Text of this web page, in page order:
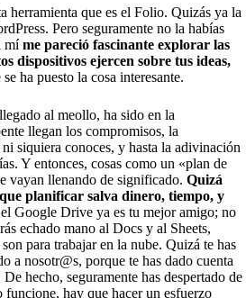
herramienta que es el Folio. Quizás ya la
Pero seguramente no la habías
míme pareció fascinante explorar las
dispositivos ejercen sobre tus ideas,
ha puesto la cosa interesante.
al meollo, ha sido en la
llegan los compromisos, la
siquiera conoces, y hasta la adivinación
Y entonces, cosas como un «plan de
vayan llenando de significado. Quizá
planificar salva dinero, tiempo, y
el Google Drive ya es tu mejor amigo; no
echado mano al Docs y al Sheets,
para trabajar en la nube. Quizá te has
a nosotr@s, porque te has dado cuenta
hecho, seguramente has despertado de
hay que hacer un esfuerzo